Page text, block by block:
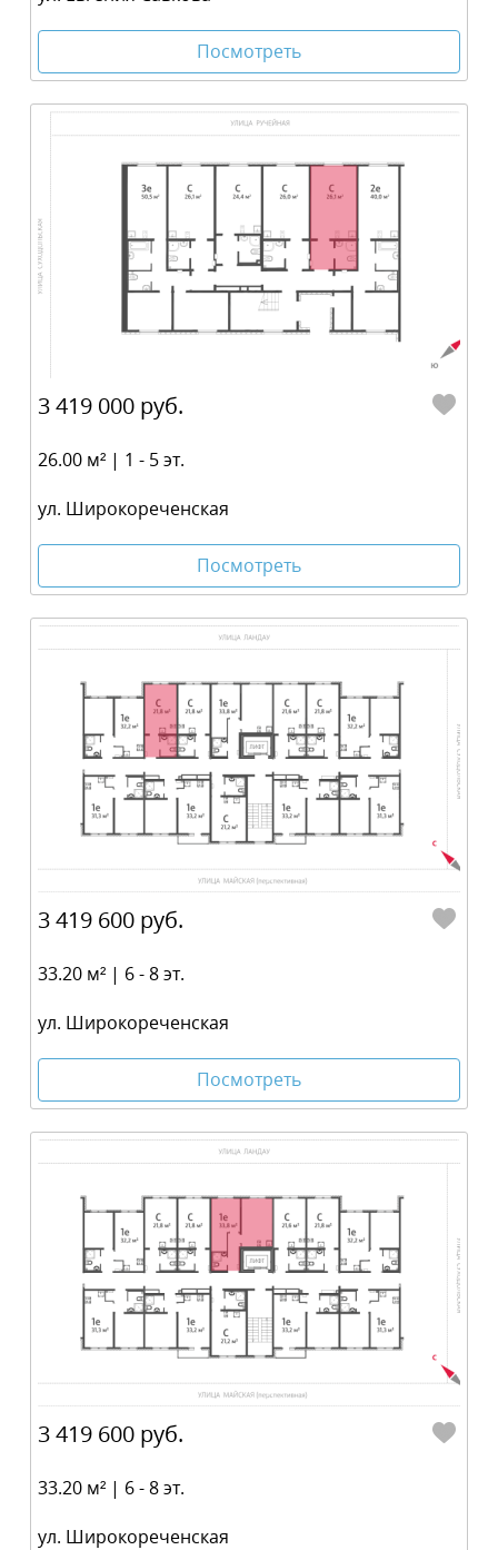
Посмотреть
3 419 000 руб.
26.00 м² | 1 - 5 эт.
ул. Широкореченская
Посмотреть
3 419 600 руб.
33.20 м² | 6 - 8 эт.
ул. Широкореченская
Посмотреть
3 419 600 руб.
33.20 м² | 6 - 8 эт.
ул. Широкореченская